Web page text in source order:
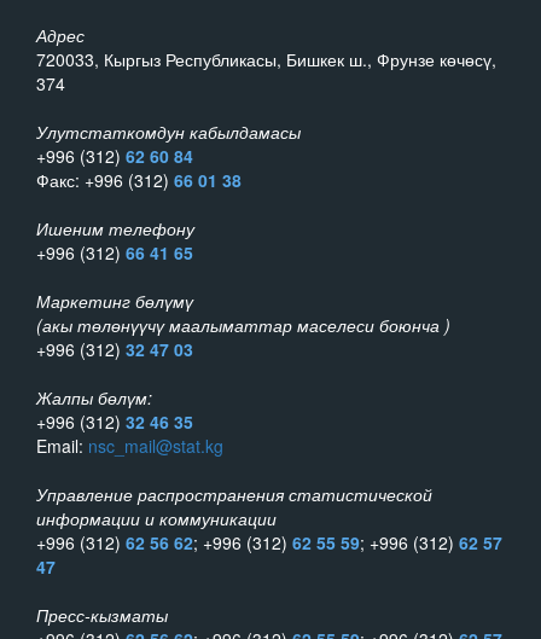
Адрес
720033, Кыргыз Республикасы, Бишкек ш., Фрунзе көчөсү,
374
Улутстаткомдун кабылдамасы
+996 (312) 62 60 84
Факс: +996 (312) 66 01 38
Ишеним телефону
+996 (312) 66 41 65
Маркетинг бөлүмү
(акы төлөнүүчү маалыматтар маселеси боюнча )
+996 (312) 32 47 03
Жалпы бөлүм:
+996 (312) 32 46 35
Email: nsc_mail@stat.kg
Управление распространения статистической
информации и коммуникации
+996 (312) 62 56 62; +996 (312) 62 55 59; +996 (312) 62 57
47
Пресс-кызматы